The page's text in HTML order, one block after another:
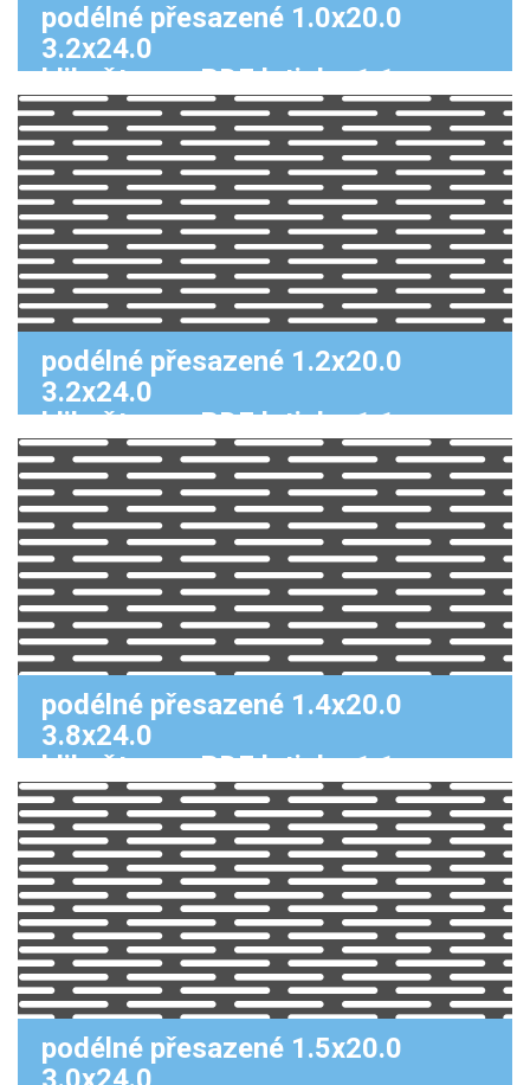
podélné přesazené 1.0x20.0
3.2x24.0
klikněte pro PDF k tisku 1:1
podélné přesazené 1.2x20.0
3.2x24.0
klikněte pro PDF k tisku 1:1
podélné přesazené 1.4x20.0
3.8x24.0
klikněte pro PDF k tisku 1:1
podélné přesazené 1.5x20.0